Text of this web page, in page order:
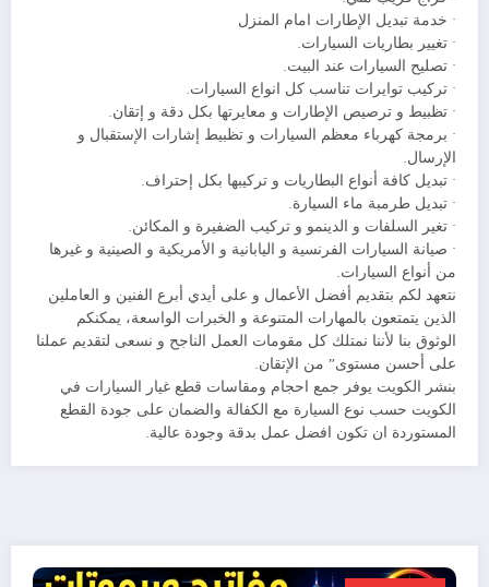
• خدمة تبديل الإطارات امام المنزل
• تغيير بطاريات السيارات.
• تصليح السيارات عند البيت.
• تركيب توايرات تناسب كل انواع السيارات.
• تظبيط و ترصيص الإطارات و معايرتها بكل دقة و إتقان.
• برمجة كهرباء معظم السيارات و تظبيط إشارات الإستقبال و
الإرسال.
• تبديل كافة أنواع البطاريات و تركيبها بكل إحتراف.
• تبديل طرمبة ماء السيارة.
• تغير السلفات و الدينمو و تركيب الضفيرة و المكائن.
• صيانة السيارات الفرنسية و اليابانية و الأمريكية و الصينية و غيرها
من أنواع السيارات.
نتعهد لكم بتقديم أفضل الأعمال و على أيدي أبرع الفنين و العاملين
الذين يتمتعون بالمهارات المتنوعة و الخبرات الواسعة، يمكنكم
الوثوق بنا لأننا نمتلك كل مقومات العمل الناجح و نسعى لتقديم عملنا
على أحسن مستوى” من الإتقان.
بنشر الكويت يوفر جمع احجام ومقاسات قطع غيار السيارات في
الكويت حسب نوع السيارة مع الكفالة والضمان على جودة القطع
المستوردة ان تكون افضل عمل بدقة وجودة عالية.